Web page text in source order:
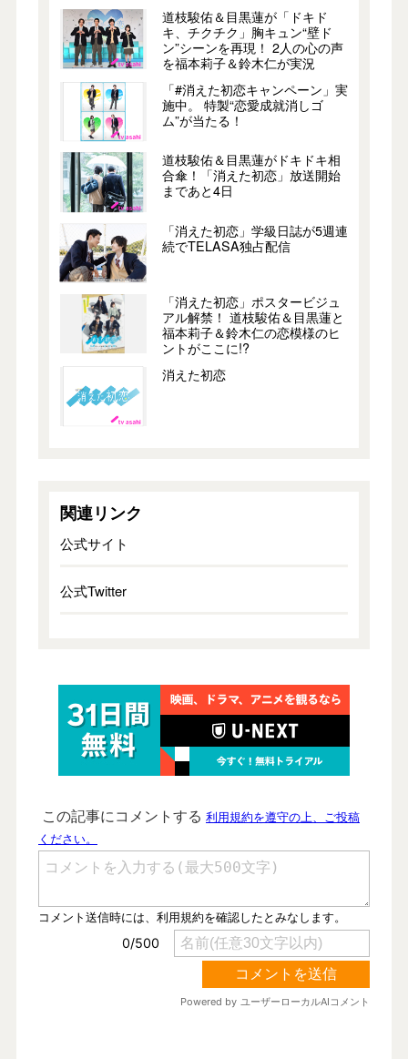
道枝駿佑＆目黒蓮が「ドキド
キ、チクチク」胸キュン“壁ド
ン”シーンを再現！ 2人の心の声
を福本莉子＆鈴木仁が実況
「#消えた初恋キャンペーン」実
施中。 特製“恋愛成就消しゴ
ム”が当たる！
道枝駿佑＆目黒蓮がドキドキ相
合傘！「消えた初恋」放送開始
まであと4日
「消えた初恋」学級日誌が5週連
続でTELASA独占配信
「消えた初恋」ポスタービジュ
アル解禁！ 道枝駿佑＆目黒蓮と
福本莉子＆鈴木仁の恋模様のヒ
ントがここに!?
消えた初恋
関連リンク
公式サイト
公式Twitter